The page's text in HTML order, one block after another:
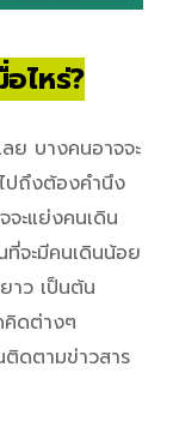
ไหร่?
ย บางคนอาจจะ
ปถึงต้องคำนึง
จะแย่งคนเดิน
จะมีคนเดินน้อย
าว เป็นต้น
คิดต่างๆ
ติดตามข่าวสาร